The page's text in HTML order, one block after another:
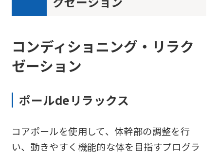
コンディショニング・リラク
ゼーション
ポールdeリラックス
コアポールを使用して、体幹部の調整を行
い、動きやすく機能的な体を目指すプログラ
For
foreigners